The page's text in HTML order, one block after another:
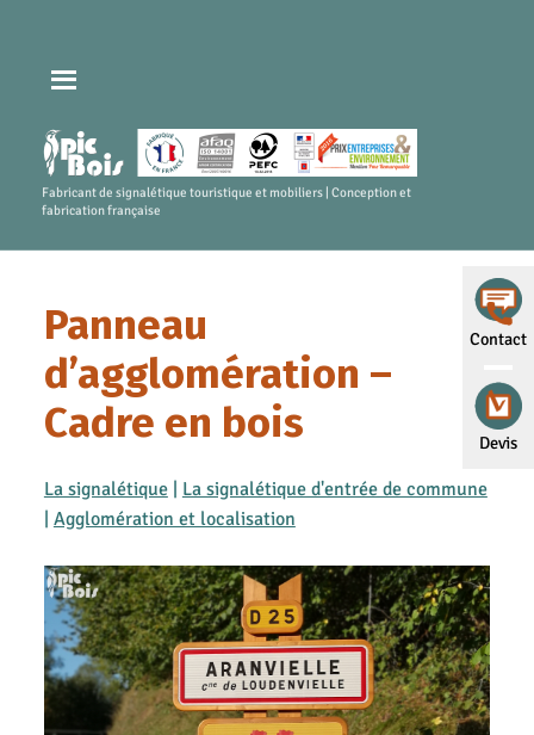
Contact
Devis
Fabricant de signalétique touristique et mobiliers | Conception et
fabrication française
Panneau
d’agglomération –
Cadre en bois
La signalétique| La signalétique d'entrée de commune
| Agglomération et localisation